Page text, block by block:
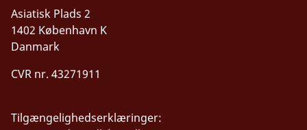
Asiatisk Plads 2
1402 København K
Danmark
CVR nr. 43271911
Tilgængelighedserklæringer: